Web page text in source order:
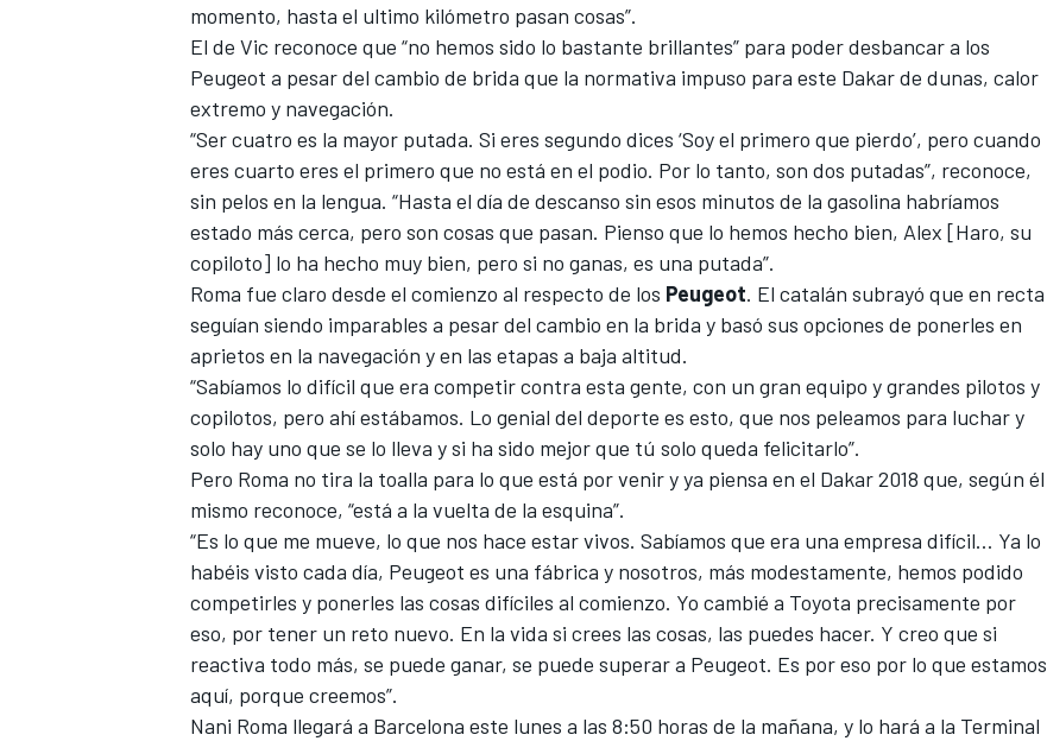
MÁS CATEGORÍAS
momento, hasta el ultimo kilómetro pasan cosas”.
El de Vic reconoce que “no hemos sido lo bastante brillantes” para poder desbancar a los
Peugeot a pesar del cambio de brida que la normativa impuso para este Dakar de dunas, calor
extremo y navegación.
“Ser cuatro es la mayor putada. Si eres segundo dices ‘Soy el primero que pierdo’, pero cuando
eres cuarto eres el primero que no está en el podio. Por lo tanto, son dos putadas”, reconoce,
sin pelos en la lengua. “Hasta el día de descanso sin esos minutos de la gasolina habríamos
estado más cerca, pero son cosas que pasan. Pienso que lo hemos hecho bien, Alex [Haro, su
copiloto] lo ha hecho muy bien, pero si no ganas, es una putada”.
Roma fue claro desde el comienzo al respecto de los Peugeot. El catalán subrayó que en recta
seguían siendo imparables a pesar del cambio en la brida y basó sus opciones de ponerles en
aprietos en la navegación y en las etapas a baja altitud.
“Sabíamos lo difícil que era competir contra esta gente, con un gran equipo y grandes pilotos y
copilotos, pero ahí estábamos. Lo genial del deporte es esto, que nos peleamos para luchar y
solo hay uno que se lo lleva y si ha sido mejor que tú solo queda felicitarlo”.
Pero Roma no tira la toalla para lo que está por venir y ya piensa en el Dakar 2018 que, según él
mismo reconoce, “está a la vuelta de la esquina”.
“Es lo que me mueve, lo que nos hace estar vivos. Sabíamos que era una empresa difícil… Ya lo
habéis visto cada día, Peugeot es una fábrica y nosotros, más modestamente, hemos podido
competirles y ponerles las cosas difíciles al comienzo. Yo cambié a Toyota precisamente por
eso, por tener un reto nuevo. En la vida si crees las cosas, las puedes hacer. Y creo que si
reactiva todo más, se puede ganar, se puede superar a Peugeot. Es por eso por lo que estamos
aquí, porque creemos”.
Nani Roma llegará a Barcelona este lunes a las 8:50 horas de la mañana, y lo hará a la Terminal